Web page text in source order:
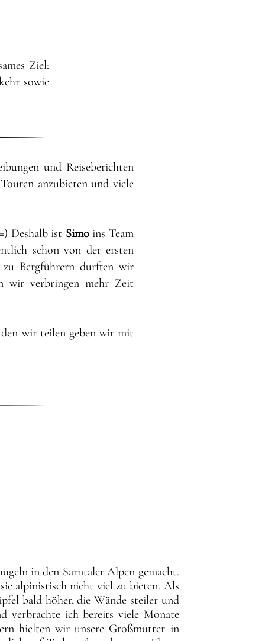
Ziel:
sowie
und Reiseberichten
anzubieten und viele
Deshalb ist Simoins Team
schon von der ersten
zu Bergführern durften wir
wir verbringen mehr Zeit
wir teilen geben wir mit
in den Sarntaler Alpen gemacht.
alpinistisch nicht viel zu bieten. Als
bald höher, die Wände steiler und
verbrachte ich bereits viele Monate
hielten wir unsere Großmutter in